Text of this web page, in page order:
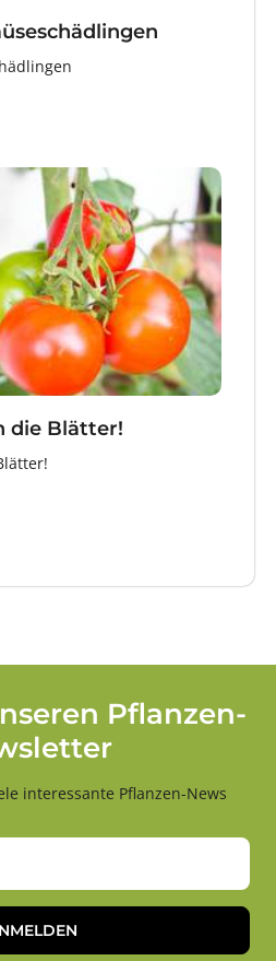
die Blätter!
Pflanzen-
interessante Pflanzen-News